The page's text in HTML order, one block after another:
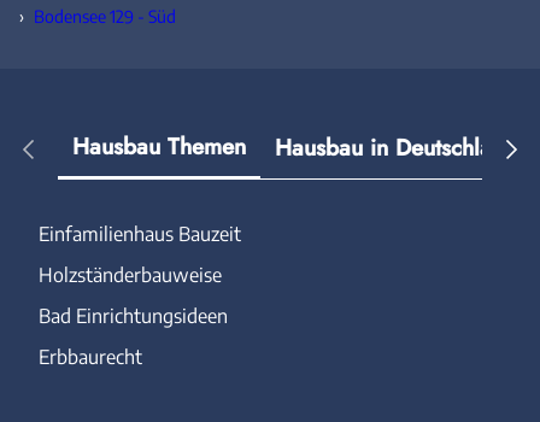
› Bodensee 129 - Süd
Hausbau Themen Hausbau in Deutschland
Einfamilienhaus Bauzeit
Holzständerbauweise
Bad Einrichtungsideen
Erbbaurecht